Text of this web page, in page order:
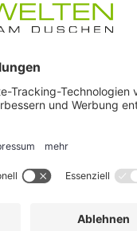
die
Stern (*)